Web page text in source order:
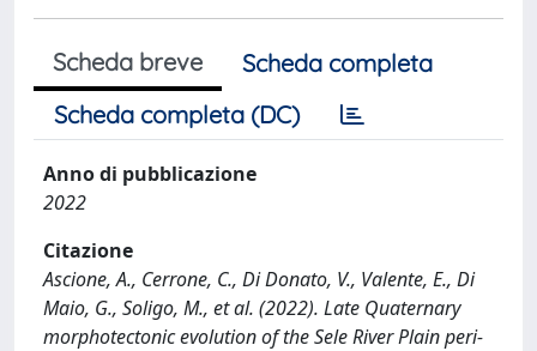
Scheda breve
Scheda completa
Scheda completa (DC)
Anno di pubblicazione
2022
Citazione
Ascione, A., Cerrone, C., Di Donato, V., Valente, E., Di
Maio, G., Soligo, M., et al. (2022). Late Quaternary
morphotectonic evolution of the Sele River Plain peri-